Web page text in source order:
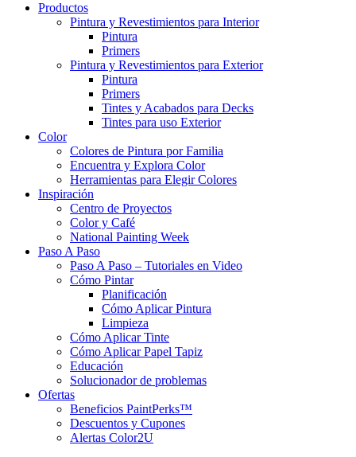
Productos
Pintura y Revestimientos para Interior
Pintura
Primers
Pintura y Revestimientos para Exterior
Pintura
Primers
Tintes y Acabados para Decks
Tintes para uso Exterior
Color
Colores de Pintura por Familia
Encuentra y Explora Color
Herramientas para Elegir Colores
Inspiración
Centro de Proyectos
Color y Café
National Painting Week
Paso A Paso
Paso A Paso – Tutoriales en Video
Cómo Pintar
Planificación
Cómo Aplicar Pintura
Limpieza
Cómo Aplicar Tinte
Cómo Aplicar Papel Tapiz
Educación
Solucionador de problemas
Ofertas
Beneficios PaintPerks™
Descuentos y Cupones
Alertas Color2U